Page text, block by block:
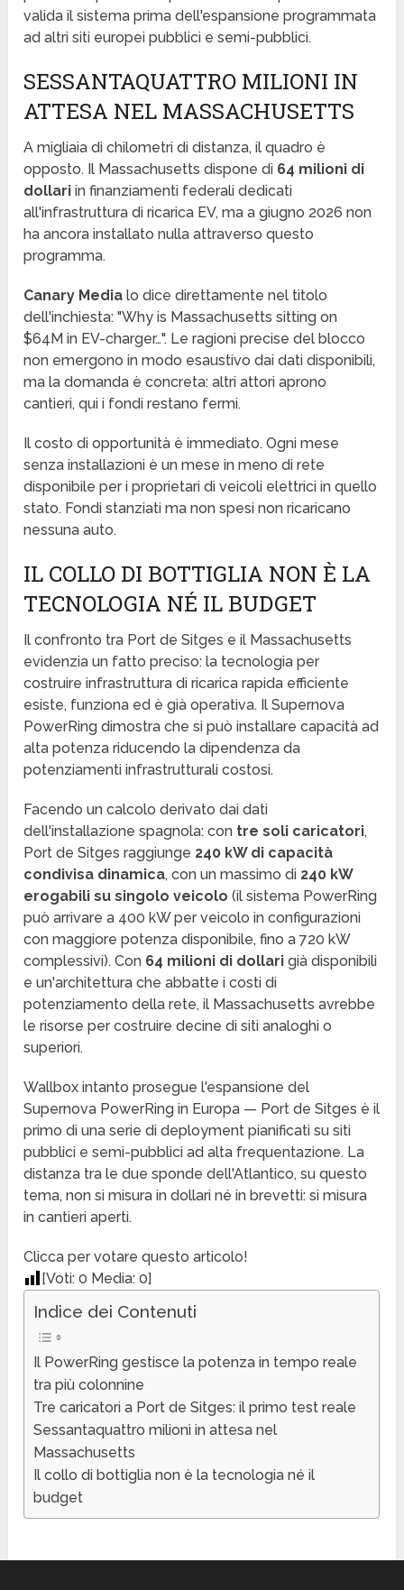
valida il sistema prima dell'espansione programmata
ad altri siti europei pubblici e semi-pubblici.
SESSANTAQUATTRO MILIONI IN
ATTESA NEL MASSACHUSETTS
A migliaia di chilometri di distanza, il quadro è
opposto. Il Massachusetts dispone di 64 milioni di
dollari in finanziamenti federali dedicati
all'infrastruttura di ricarica EV, ma a giugno 2026 non
ha ancora installato nulla attraverso questo
programma.
Canary Media lo dice direttamente nel titolo
dell'inchiesta: "Why is Massachusetts sitting on
$64M in EV-charger…". Le ragioni precise del blocco
non emergono in modo esaustivo dai dati disponibili,
ma la domanda è concreta: altri attori aprono
cantieri, qui i fondi restano fermi.
Il costo di opportunità è immediato. Ogni mese
senza installazioni è un mese in meno di rete
disponibile per i proprietari di veicoli elettrici in quello
stato. Fondi stanziati ma non spesi non ricaricano
nessuna auto.
IL COLLO DI BOTTIGLIA NON È LA
TECNOLOGIA NÉ IL BUDGET
Il confronto tra Port de Sitges e il Massachusetts
evidenzia un fatto preciso: la tecnologia per
costruire infrastruttura di ricarica rapida efficiente
esiste, funziona ed è già operativa. Il Supernova
PowerRing dimostra che si può installare capacità ad
alta potenza riducendo la dipendenza da
potenziamenti infrastrutturali costosi.
Facendo un calcolo derivato dai dati
dell'installazione spagnola: con tre soli caricatori,
Port de Sitges raggiunge 240 kW di capacità
condivisa dinamica, con un massimo di 240 kW
erogabili su singolo veicolo (il sistema PowerRing
può arrivare a 400 kW per veicolo in configurazioni
con maggiore potenza disponibile, fino a 720 kW
complessivi). Con 64 milioni di dollari già disponibili
e un'architettura che abbatte i costi di
potenziamento della rete, il Massachusetts avrebbe
le risorse per costruire decine di siti analoghi o
superiori.
Wallbox intanto prosegue l'espansione del
Supernova PowerRing in Europa — Port de Sitges è il
primo di una serie di deployment pianificati su siti
pubblici e semi-pubblici ad alta frequentazione. La
distanza tra le due sponde dell'Atlantico, su questo
tema, non si misura in dollari né in brevetti: si misura
in cantieri aperti.
Clicca per votare questo articolo!
[Voti:0 Media:0]
Indice dei Contenuti
Il PowerRing gestisce la potenza in tempo reale
tra più colonnine
Tre caricatori a Port de Sitges: il primo test reale
Sessantaquattro milioni in attesa nel
Massachusetts
Il collo di bottiglia non è la tecnologia né il
budget